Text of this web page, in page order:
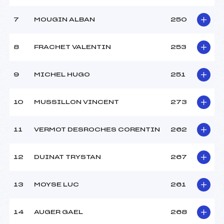
Style :
L
7 MOUGIN ALBAN 250
8 FRACHET VALENTIN 253
9 MICHEL HUGO 251
10 MUSSILLON VINCENT 273
11 VERMOT DESROCHES CORENTIN 262
12 DUINAT TRYSTAN 267
13 MOYSE LUC 261
14 AUGER GAEL 268